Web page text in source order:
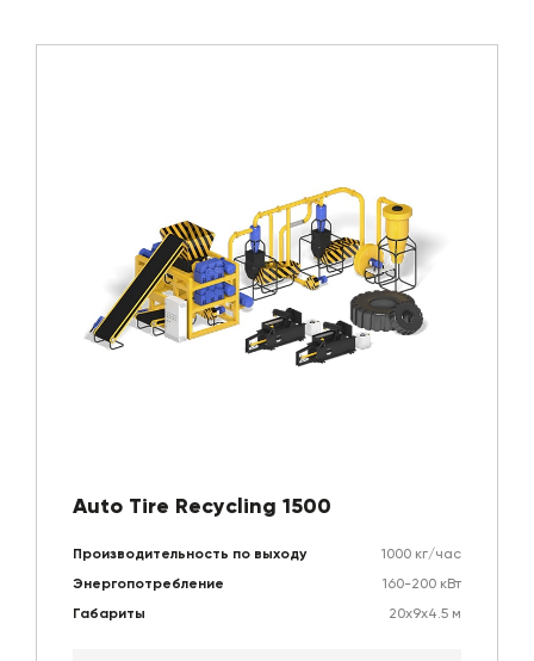
Auto Tire Recycling 1500
Производительность по выходу
1000 кг/час
Энергопотребление
160-200 кВт
Габариты
20х9х4.5 м